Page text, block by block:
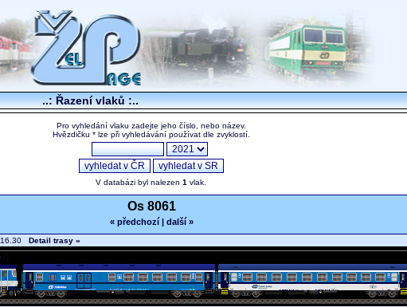
..: Řazení vlaků :..
Pro vyhledání vlaku zadejte jeho číslo, nebo název.
Hvězdičku * lze při vyhledávání používat dle zvyklostí.
V databázi byl nalezen 1 vlak.
Os 8061
« předchozí| další »
16.30 Detail trasy »